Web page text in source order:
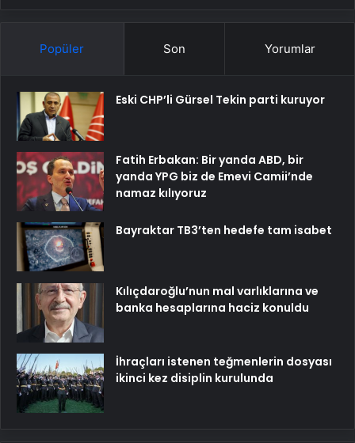
Popüler Son Yorumlar
Eski CHP’li Gürsel Tekin parti kuruyor
Fatih Erbakan: Bir yanda ABD, bir
yanda YPG biz de Emevi Camii’nde
namaz kılıyoruz
Bayraktar TB3’ten hedefe tam isabet
Kılıçdaroğlu’nun mal varlıklarına ve
banka hesaplarına haciz konuldu
İhraçları istenen teğmenlerin dosyası
ikinci kez disiplin kurulunda